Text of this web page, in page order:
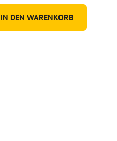
IN DEN WARENKORB